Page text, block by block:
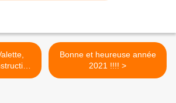
feu,
Bonne et heureuse année
2021 !!!! >